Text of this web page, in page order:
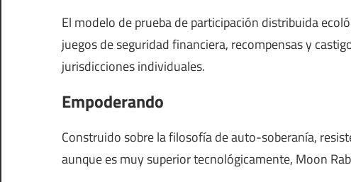
El modelo de prueba de participación distribuida
juegos de seguridad financiera, recompensas y
jurisdicciones individuales.
Empoderando
Construido sobre la filosofía de auto-soberanía,
aunque es muy superior tecnológicamente, Moon